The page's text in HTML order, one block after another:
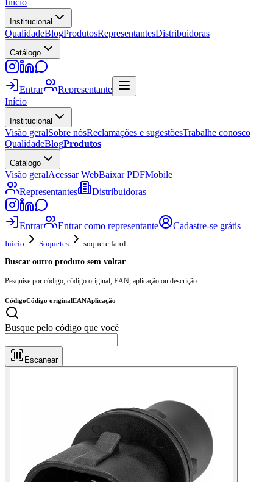
Início
Institucional
QualidadeBlogProdutosRepresentantesDistribuidoras
Catálogo
Entrar
Representante
Início
Institucional
Visão geralSobre nósReclamações e sugestõesTrabalhe conosco
QualidadeBlogProdutos
Catálogo
Visão geralAcessar WebBaixar PDFMobile
Representantes
Distribuidoras
Entrar Entrar como representante Cadastre-se grátis
Início Soquetes
soquete farol
Buscar outro produto sem voltar
Pesquise por código, código original, EAN, aplicação ou descrição.
CódigoCódigo originalEANAplicação
Busque
Escanear